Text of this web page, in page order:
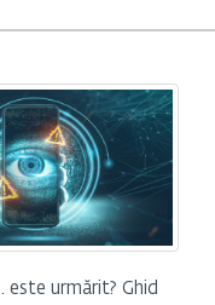
este urmărit? Ghid